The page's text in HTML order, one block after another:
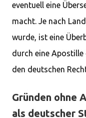
eventuell eine
macht. Je nach
wurde, ist eine
durch eine
den deutschen
Gründen ohne
als deutscher